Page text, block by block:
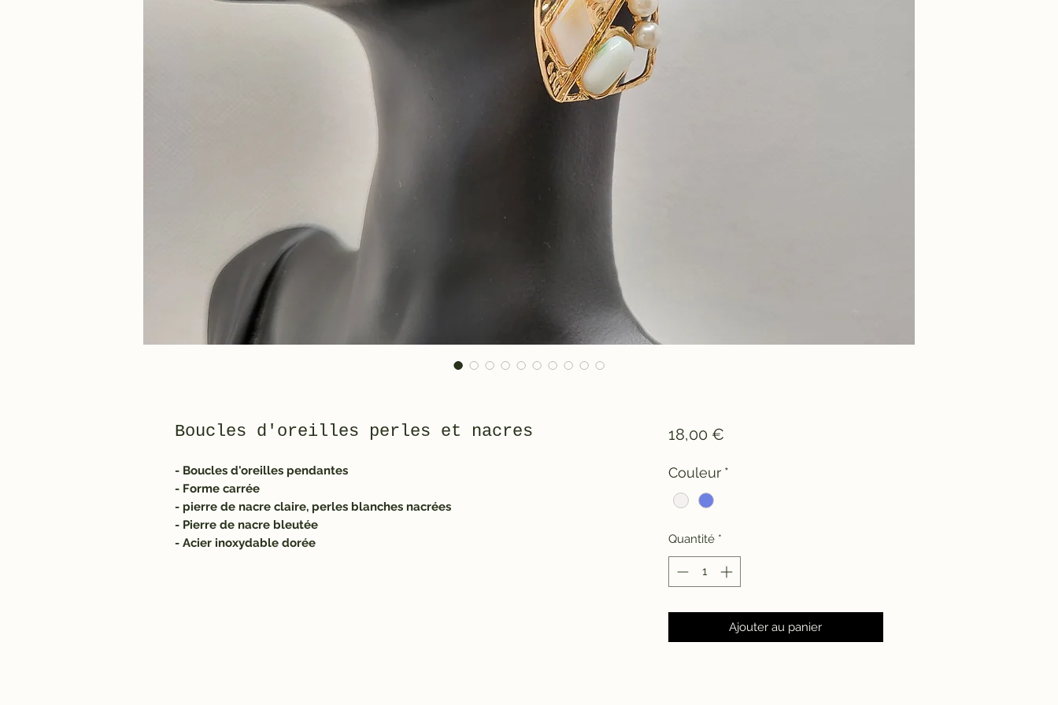
Boucles d'oreilles perles et nacres
- Boucles d'oreilles pendantes
- Forme carrée
- pierre de nacre claire, perles blanches nacrées
- Pierre de nacre bleutée
- Acier inoxydable dorée
18,00 €Prix
Couleur *
Quantité *
Ajouter au panier